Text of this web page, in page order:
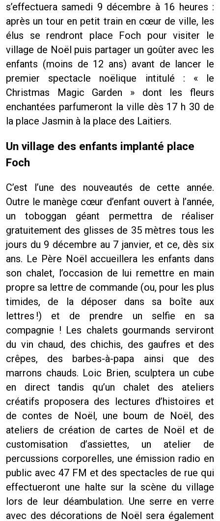
s’effectuera samedi 9 décembre à 16 heures :
après un tour en petit train en cœur de ville, les
élus se rendront place Foch pour visiter le
village de Noël puis partager un goûter avec les
enfants (moins de 12 ans) avant de lancer le
premier spectacle noëlique intitulé : « le
Christmas Magic Garden » dont les fleurs
enchantées parfumeront la ville dès 17 h 30 de
la place Jasmin à la place des Laitiers.
Un village des enfants implanté place
Foch
C’est l’une des nouveautés de cette année.
Outre le manège cœur d’enfant ouvert à l’année,
un toboggan géant permettra de réaliser
gratuitement des glisses de 35 mètres tous les
jours du 9 décembre au 7 janvier, et ce, dès six
ans. Le Père Noël accueillera les enfants dans
son chalet, l’occasion de lui remettre en main
propre sa lettre de commande (ou, pour les plus
timides, de la déposer dans sa boîte aux
lettres !) et de prendre un selfie en sa
compagnie ! Les chalets gourmands serviront
du vin chaud, des chichis, des gaufres et des
crêpes, des barbes-à-papa ainsi que des
marrons chauds. Loic Brien, sculptera un cube
en direct tandis qu’un chalet des ateliers
créatifs proposera des lectures d’histoires et
de contes de Noël, une boum de Noël, des
ateliers de création de cartes de Noël et de
customisation d’assiettes, un atelier de
percussions corporelles, une émission radio en
public avec 47 FM et des spectacles de rue qui
effectueront une halte sur la scène du village
lors de leur déambulation. Une serre en verre
avec des décorations de Noël sera également